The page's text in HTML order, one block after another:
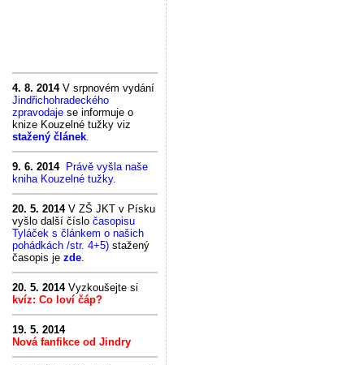
4. 8. 2014V srpnovém vydání
Jindřichohradeckého
zpravodajese informuje o
knize Kouzelné tužky viz
stažený článek.
9. 6. 2014
Právě vyšla naše
kniha Kouzelné tužky.
20. 5. 2014V ZŠ JKT v Písku
vyšlo další číslo časopisu
Tyláček s článkem o našich
pohádkách /str. 4+5)stažený
časopis je zde.
20. 5. 2014Vyzkoušejte si
kvíz: Co loví čáp?
19. 5. 2014
Nová fanfikce od Jindry